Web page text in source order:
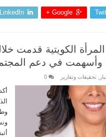
Google +
LinkedIn
الكويتية قدمت
وأسهمت في دعم
تحقيقات وتقارير 0